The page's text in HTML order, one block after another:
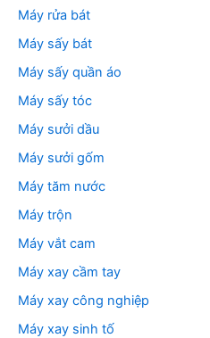
Máy rửa bát
Máy sấy bát
Máy sấy quần áo
Máy sấy tóc
Máy sưởi dầu
Máy sưởi gốm
Máy tăm nước
Máy trộn
Máy vắt cam
Máy xay cầm tay
Máy xay công nghiệp
Máy xay sinh tố